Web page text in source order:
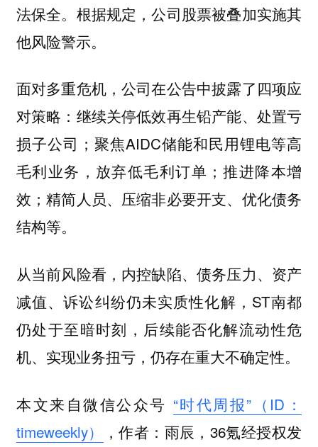
法保全。根据规定，公司股票被叠加实施其
他风险警示。
面对多重危机，公司在公告中披露了四项应
对策略：继续关停低效再生铅产能、处置亏
损子公司；聚焦AIDC储能和民用锂电等高
毛利业务，放弃低毛利订单；推进降本增
效；精简人员、压缩非必要开支、优化债务
结构等。
从当前风险看，内控缺陷、债务压力、资产
减值、诉讼纠纷仍未实质性化解，ST南都
仍处于至暗时刻，后续能否化解流动性危
机、实现业务扭亏，仍存在重大不确定性。
本文来自微信公众号 “时代周报”（ID：
timeweekly）
，作者：雨辰，36氪经授权发